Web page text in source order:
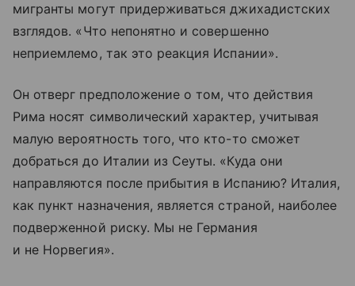
мигранты могут придерживаться джихадистских
взглядов. «Что непонятно и совершенно
неприемлемо, так это реакция Испании».
Он отверг предположение о том, что действия
Рима носят символический характер, учитывая
малую вероятность того, что кто-то сможет
добраться до Италии из Сеуты. «Куда они
направляются после прибытия в Испанию? Италия,
как пункт назначения, является страной, наиболее
подверженной риску. Мы не Германия
и не Норвегия».